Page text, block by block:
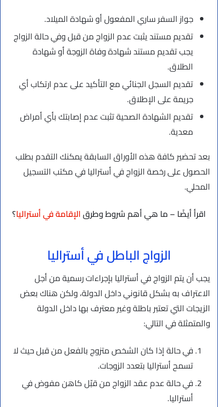
جواز السفر ساري المفعول أو شهادة الميلاد.
تقديم مستند يثبت عدم الزواج من قبل وفي حالة الزواج
يجب تقديم مستند شهادة وفاة الزوجة أو شهادة
الطلاق.
تقديم السجل الجنائي مع التأكيد على عدم ارتكاب أي
جريمة على الإطلاق.
تقديم الشهادة الصحية تثبت عدم إصابتك بأي أمراض
معدية.
بعد تحضير كافة هذه الأوراق السابقة يمكنك التقدم بطلب
الحصول على رخصة الزواج في أستراليا في مكتب التسجيل
المحلي.
اقرأ أيضًا – ما هي أهم شروط وطرقالإقامة في أستراليا؟
الزواج الباطل في أستراليا
يجب أن يتم الزواج في أستراليا بإجراءات رسمية من أجل
الاعتراف به بشكل قانوني داخل الدولة، ولكن هناك بعض
الزيجات التي تعتبر باطلة وغير معترف بها داخل الدولة
والمتمثلة في التالي:
في حالة إذا كان الشخص متزوج بالفعل من قبل حيث لا
تسمح أستراليا بتعدد الزوجات.
في حالة عدم عقد الزواج من قبّل كاهن مفوض في
أستراليا.